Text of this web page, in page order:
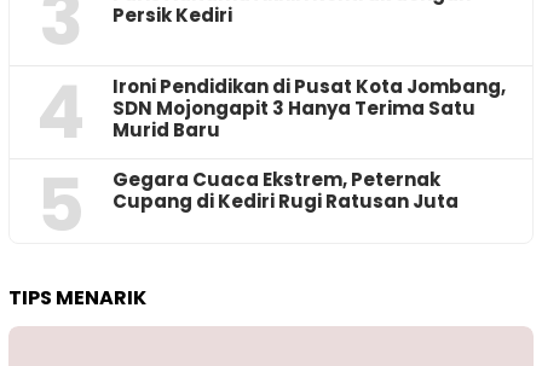
Persik Kediri
4
Ironi Pendidikan di Pusat Kota Jombang,
SDN Mojongapit 3 Hanya Terima Satu
Murid Baru
5
‎Gegara Cuaca Ekstrem, Peternak
Cupang di Kediri Rugi Ratusan Juta
TIPS MENARIK